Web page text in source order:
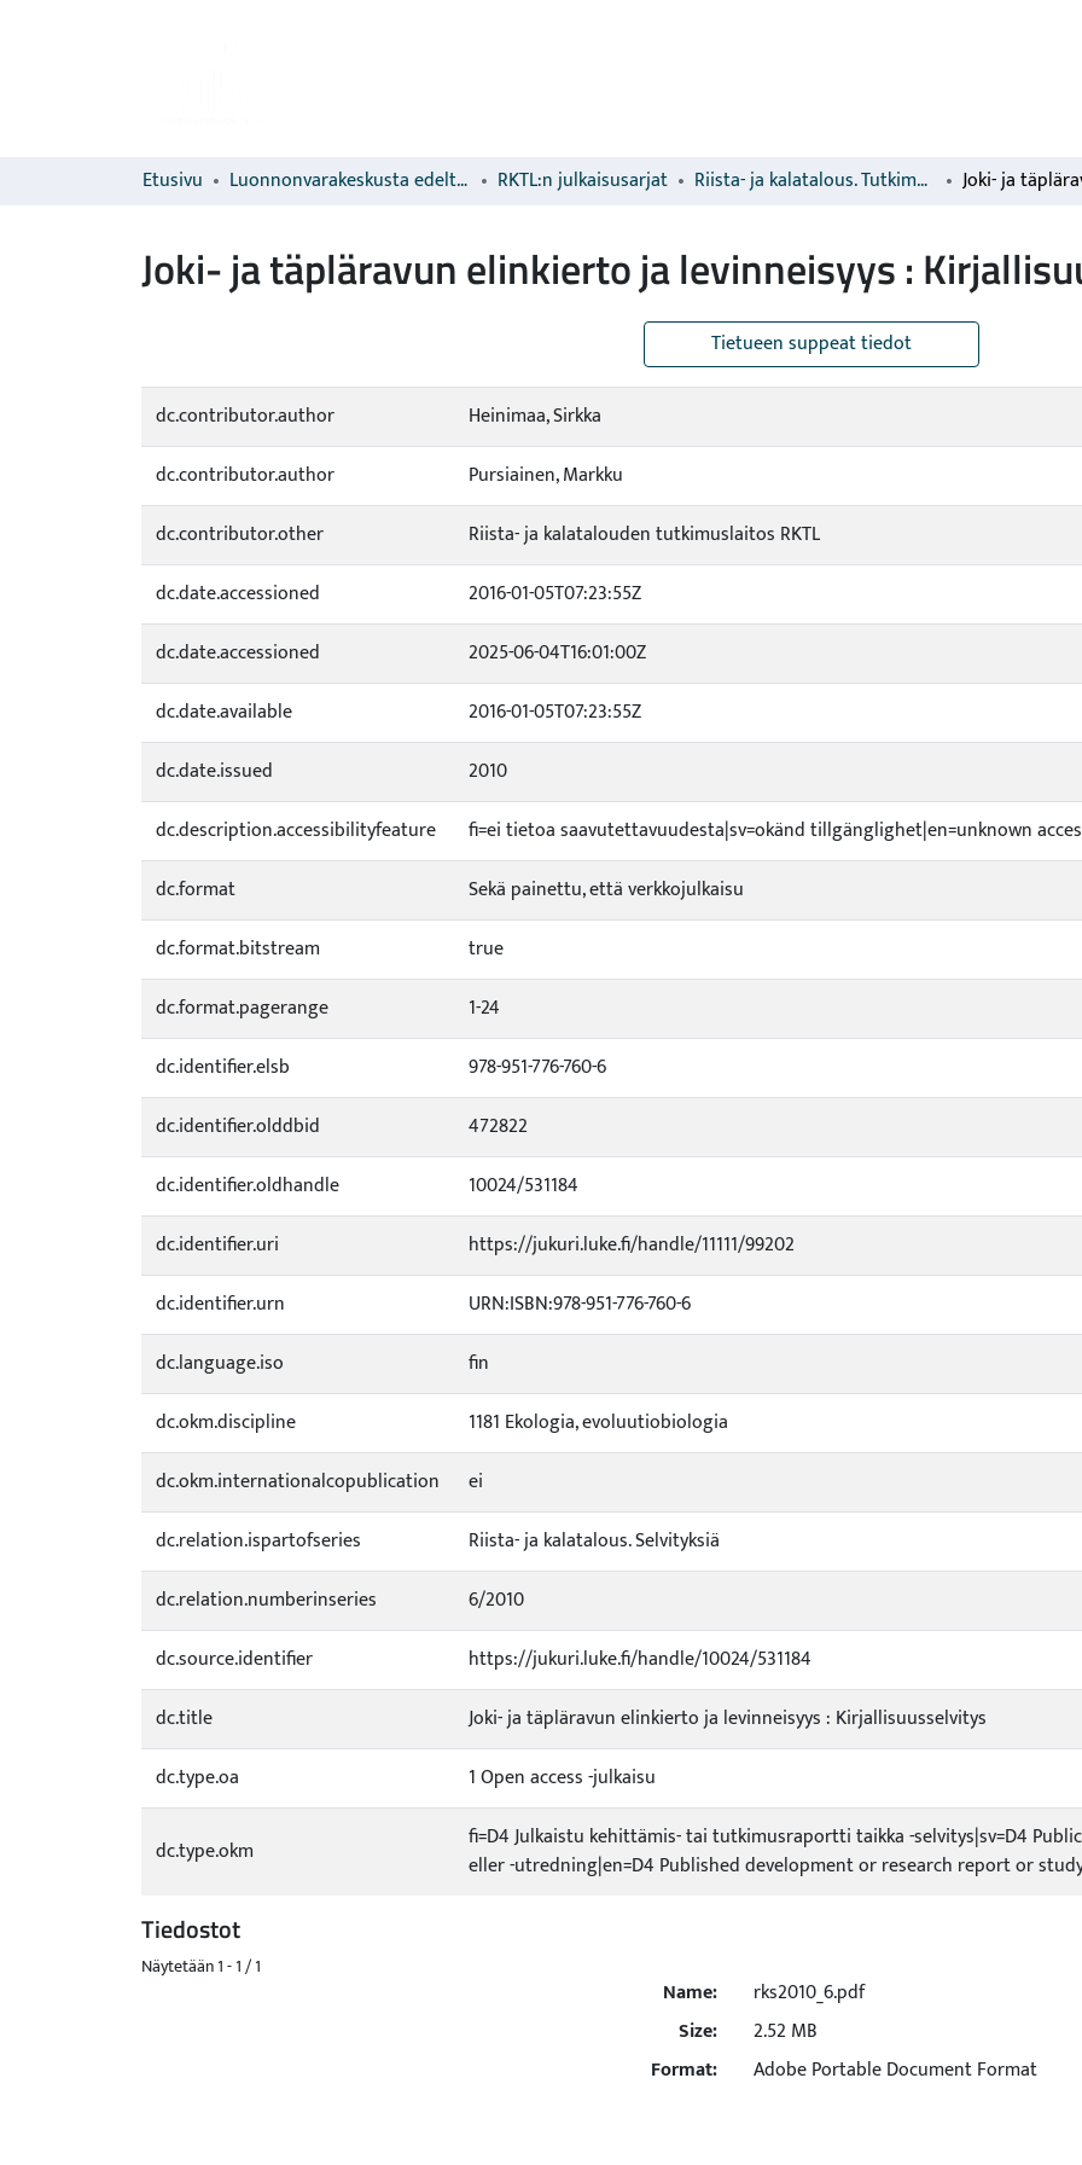
Etusivu Luonnonvarakeskusta edeltävien organisaatioiden sarjat RKTL:n julkaisusarjat Riista- ja kalatalous. Tutkimuksia ja selvityksiä
Joki- ja täpläravun elinkierto ja levinneisyys :
Tietueen suppeat tiedot
dc.contributor.author
Heinimaa, Sirkka
dc.contributor.author
Pursiainen, Markku
dc.contributor.other
Riista- ja kalatalouden tutkimuslaitos RKTL
dc.date.accessioned
2016-01-05T07:23:55Z
dc.date.accessioned
2025-06-04T16:01:00Z
dc.date.available
2016-01-05T07:23:55Z
dc.date.issued
2010
dc.description.accessibilityfeature
fi=ei tietoa saavutettavuudesta|sv=okänd tillgänglighet|en=unknown
dc.format
Sekä painettu, että verkkojulkaisu
dc.format.bitstream
true
dc.format.pagerange
1-24
dc.identifier.elsb
978-951-776-760-6
dc.identifier.olddbid
472822
dc.identifier.oldhandle
10024/531184
dc.identifier.uri
https://jukuri.luke.fi/handle/11111/99202
dc.identifier.urn
URN:ISBN:978-951-776-760-6
dc.language.iso
fin
dc.okm.discipline
1181 Ekologia, evoluutiobiologia
dc.okm.internationalcopublication
ei
dc.relation.ispartofseries
Riista- ja kalatalous. Selvityksiä
dc.relation.numberinseries
6/2010
dc.source.identifier
https://jukuri.luke.fi/handle/10024/531184
dc.title
Joki- ja täpläravun elinkierto ja levinneisyys : Kirjallisuusselvitys
dc.type.oa
1 Open access -julkaisu
dc.type.okm
fi=D4 Julkaistu kehittämis- tai tutkimusraportti taikka -selvitys|sv=D4
eller -utredning|en=D4 Published development or research report or
Tiedostot
Näytetään1 - 1 / 1
Name:
rks2010_6.pdf
Size:
2.52 MB
Format:
Adobe Portable Document Format